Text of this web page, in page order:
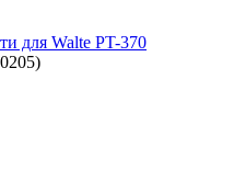
для Walte PT-370